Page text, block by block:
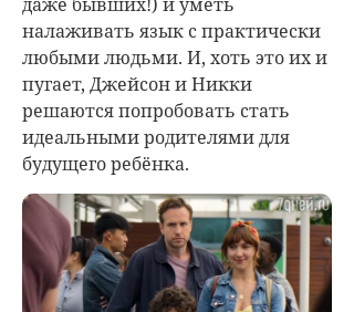
налаживать язык с практически
любыми людьми. И, хоть это их и
пугает, Джейсон и Никки
решаются попробовать стать
идеальными родителями для
будущего ребёнка.